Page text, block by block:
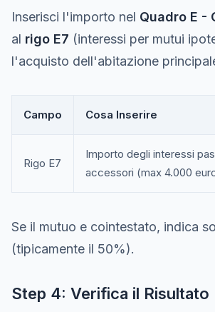
Inserisci l'importo nel Quadro E -
al rigo E7 (interessi per mutui
l'acquisto dell'abitazione
Campo Cosa Inserire
Rigo E7
Importo degli interessi
accessori (max 4.000
Se il mutuo e cointestato, indica
(tipicamente il 50%).
Step 4: Verifica il Risultato